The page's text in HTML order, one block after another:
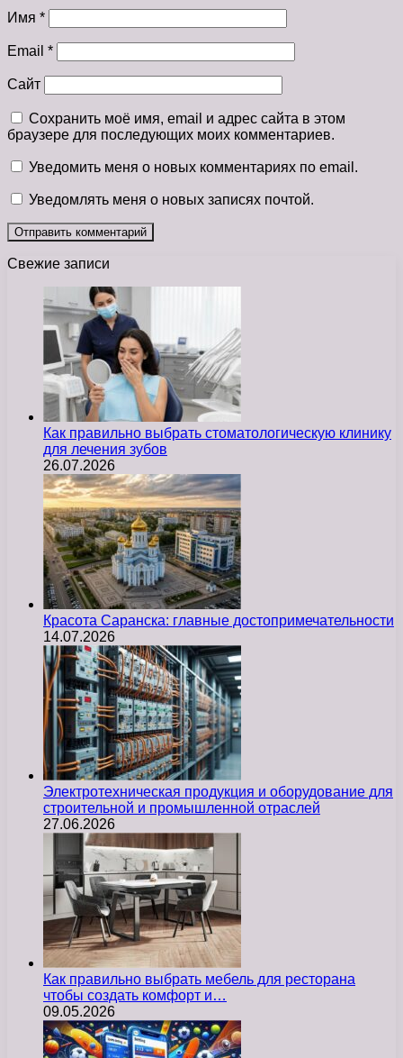
Имя *
Email *
Сайт
Сохранить моё имя, email и адрес сайта в этом
браузере для последующих моих комментариев.
Уведомить меня о новых комментариях по email.
Уведомлять меня о новых записях почтой.
Свежие записи
Как правильно выбрать стоматологическую клинику
для лечения зубов
26.07.2026
Красота Саранска: главные достопримечательности
14.07.2026
Электротехническая продукция и оборудование для
строительной и промышленной отраслей
27.06.2026
Как правильно выбрать мебель для ресторана
чтобы создать комфорт и…
09.05.2026